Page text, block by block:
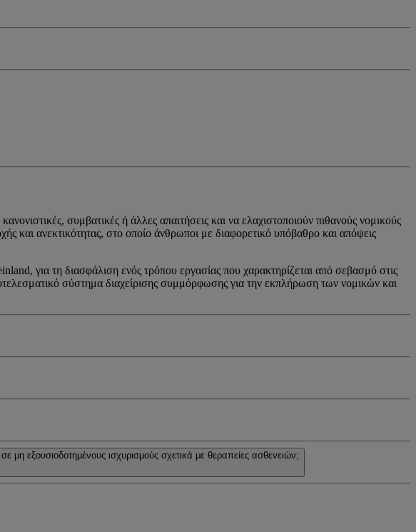
συμβατικές ή άλλες απαιτήσεις και να ελαχιστοποιούν πιθανούς νομικούς
και ανεκτικότητας, στο οποίο άνθρωποι με διαφορετικό υπόβαθρο και απόψεις
για τη διασφάλιση ενός τρόπου εργασίας που χαρακτηρίζεται από σεβασμό στις
σύστημα διαχείρισης συμμόρφωσης για την εκπλήρωση των νομικών και
εξουσιοδοτημένους ισχυρισμούς σχετικά με θεραπείες ασθενειών;